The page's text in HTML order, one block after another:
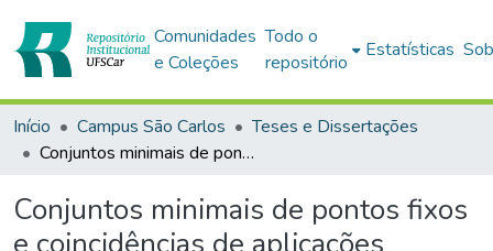
Comunidades
e Coleções
Todo o
repositório
Estatísticas
Início Campus São Carlos
Teses e Dissertações
Conjuntos minimais de pontos fixos e coincidências de aplicações fibradas
Conjuntos minimais de pontos fixos